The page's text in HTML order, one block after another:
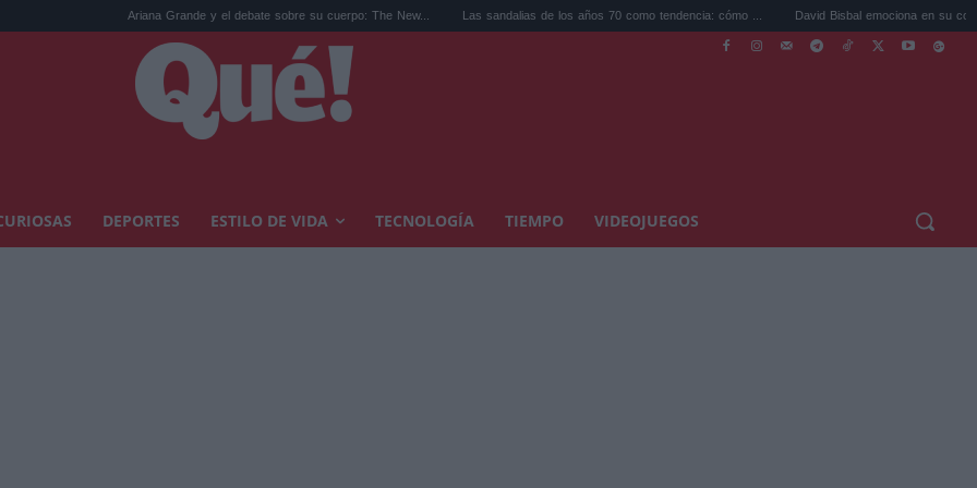
Ariana Grande y el debate sobre su cuerpo: The New... Las sandalias de los años 70 como tendencia: cómo ... David Bisbal emociona en su concierto de Cádiz:
DEPORTES ESTILO DE VIDA TECNOLOGÍA TIEMPO VIDEOJUEGOS